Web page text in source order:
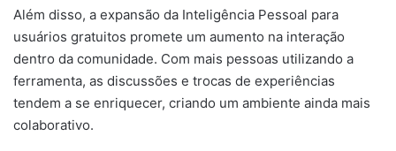
Além disso, a expansão da Inteligência Pessoal para
usuários gratuitos promete um aumento na interação
dentro da comunidade. Com mais pessoas utilizando a
ferramenta, as discussões e trocas de experiências
tendem a se enriquecer, criando um ambiente ainda mais
colaborativo.